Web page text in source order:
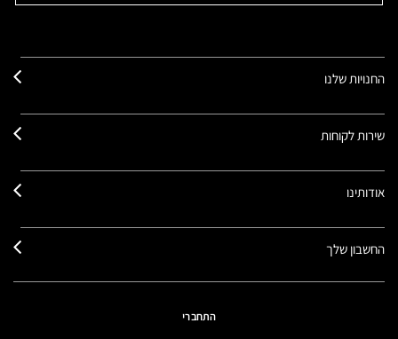
החנויות שלנו
שירות לקוחות
אודותינו
החשבון שלך
התחברי